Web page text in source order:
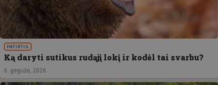
PATIRTIS
Ką daryti sutikus rudąjį lokį ir kodėl tai svarbu?
6. gegužė, 2026